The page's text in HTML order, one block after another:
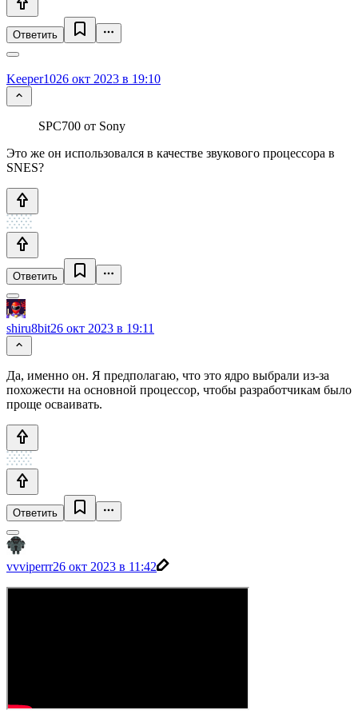
Ответить
Keeper1026 окт 2023 в 19:10
SPC700 от Sony
Это же он использовался в качестве звукового процессора в
SNES?
Ответить
shiru8bit26 окт 2023 в 19:11
Да, именно он. Я предполагаю, что это ядро выбрали из-за
похожести на основной процессор, чтобы разработчикам было
проще осваивать.
Ответить
vvviperrr26 окт 2023 в 11:42